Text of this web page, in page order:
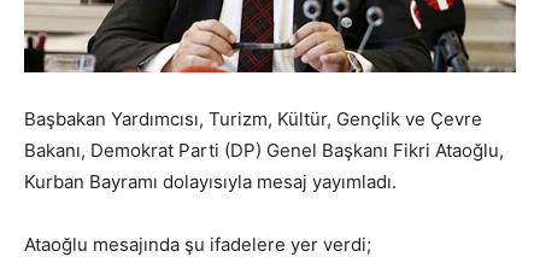
Başbakan Yardımcısı, Turizm, Kültür, Gençlik ve Çevre
Bakanı, Demokrat Parti (DP) Genel Başkanı Fikri Ataoğlu,
Kurban Bayramı dolayısıyla mesaj yayımladı.
Ataoğlu mesajında şu ifadelere yer verdi;